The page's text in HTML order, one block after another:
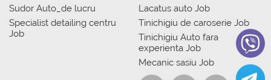
Sudor Auto_de lucru
Specialist detailing centru
Job
Lacatus auto Job
Tinichigiu de caroserie Job
Tinichigiu Auto fara
experienta Job
Mecanic sasiu Job